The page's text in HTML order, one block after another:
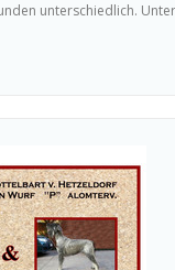
unterschiedlich.